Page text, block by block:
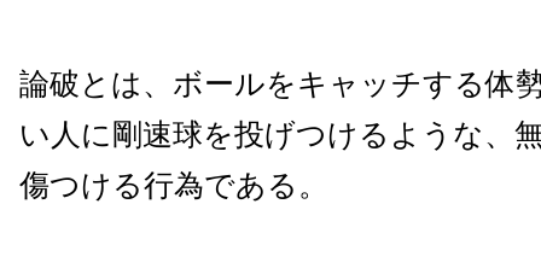
論破とは、ボールをキャッチする体
い人に剛速球を投げつけるような、
傷つける行為である。